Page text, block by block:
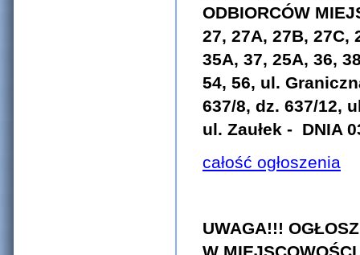
ODBIORCÓW
27, 27A, 27B, 27C,
35A, 37, 25A, 36,
54, 56, ul.
637/8, dz. 637/12,
ul. Zaułek - DNIA
całość ogłoszenia
UWAGA!!!